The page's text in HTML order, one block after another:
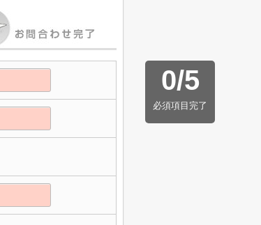
0/5
必須項目完了